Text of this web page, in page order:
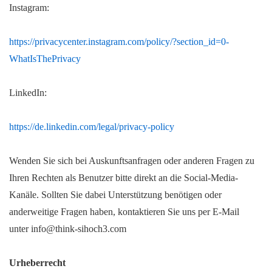
Instagram:
https://privacycenter.instagram.com/policy/?section_id=0-
WhatIsThePrivacy
LinkedIn:
https://de.linkedin.com/legal/privacy-policy
Wenden Sie sich bei Auskunftsanfragen oder anderen Fragen zu
Ihren Rechten als Benutzer bitte direkt an die Social-Media-
Kanäle. Sollten Sie dabei Unterstützung benötigen oder
anderweitige Fragen haben, kontaktieren Sie uns per E-Mail
unter info@think-sihoch3.com
Urheberrecht